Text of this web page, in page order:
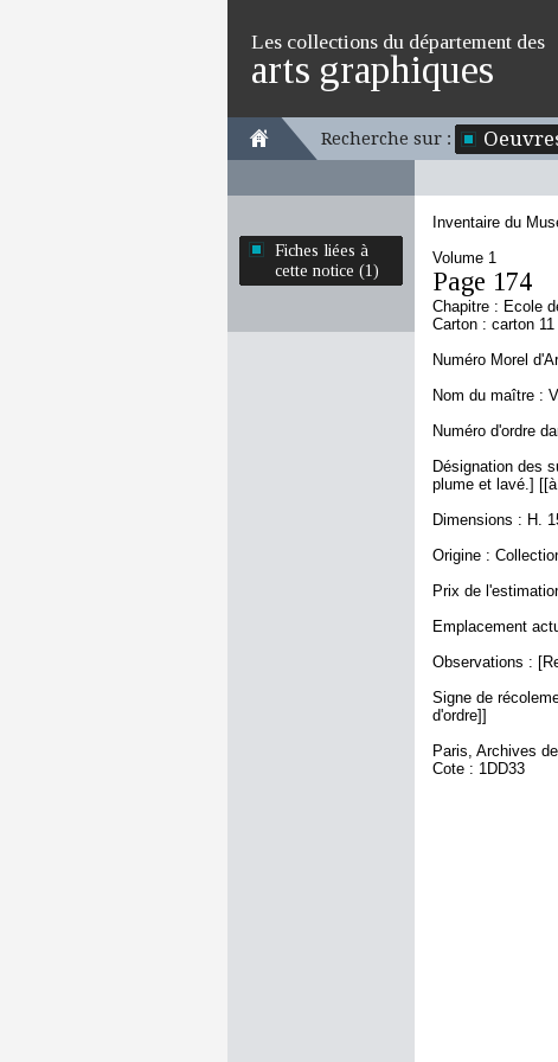
Les collections du département des
arts graphiques
Recherche sur :
Fiches liées à
cette notice (1)
Inventaire du
Volume 1
Page 174
Chapitre : Ecole
Carton : carton 11
Numéro Morel
Nom du maître :
Numéro d'ordre
Désignation des
plume et lavé.]
Dimensions : H.
Origine :
Prix de
Emplacement
Observations :
Signe de
d'ordre]]
Paris, Archives
Cote : 1DD33